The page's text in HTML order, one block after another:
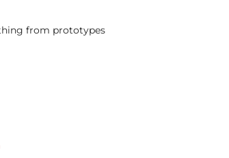
from prototypes